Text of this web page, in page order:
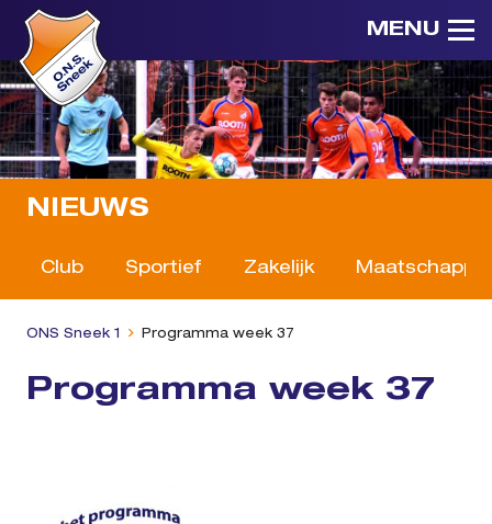
MENU
NIEUWS
Club Sportief Zakelijk
ONS Sneek 1 Programma week 37
Programma week 37